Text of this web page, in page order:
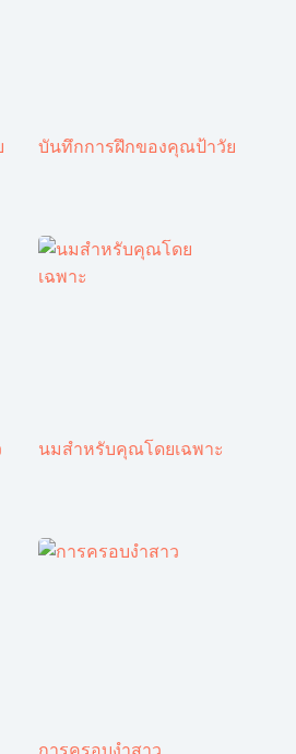
บันทึกการฝึกของคุณป้าวัย
นมสำหรับคุณโดยเฉพาะ